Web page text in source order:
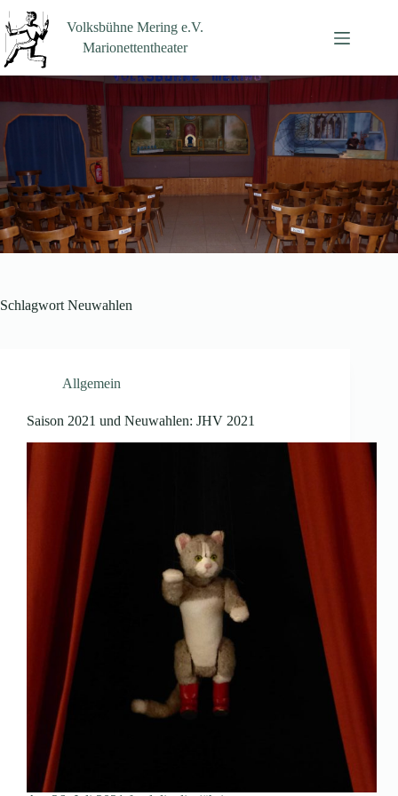
Inhalt
springen
Volksbühne Mering e.V.
Marionettentheater
Schlagwort Neuwahlen
Allgemein
Saison 2021 und Neuwahlen: JHV 2021